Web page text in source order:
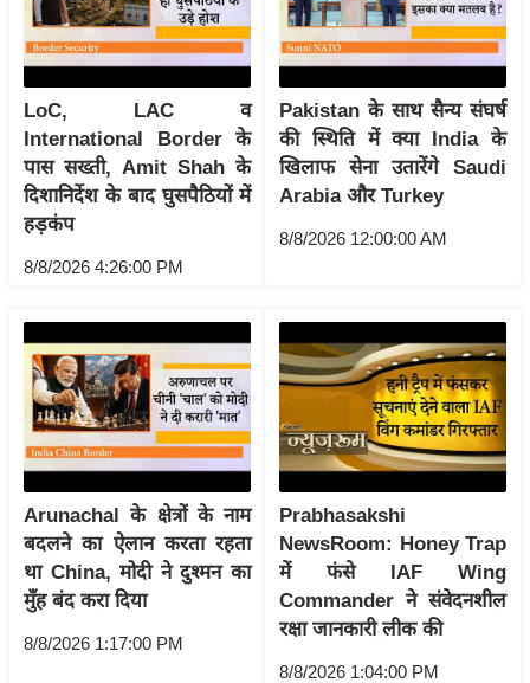
यं
ग
इं
डि
या
सा
हि
त्य
ज
त
ऑ
टो
व
र्ल्ड
न्यू
ज
ब्री
फ
नो
LoC, LAC व
International Border के
पास सख्ती, Amit Shah के
दिशानिर्देश के बाद घुसपैठियों में
हड़कंप
8/8/2026 4:26:00 PM
Pakistan के साथ सैन्य संघर्ष
की स्थिति में क्या India के
खिलाफ सेना उतारेंगे Saudi
Arabia और Turkey
8/8/2026 12:00:00 AM
Arunachal के क्षेत्रों के नाम
बदलने का ऐलान करता रहता
था China, मोदी ने दुश्मन का
मुँह बंद करा दिया
8/8/2026 1:17:00 PM
Prabhasakshi
NewsRoom: Honey Trap
में फंसे IAF Wing
Commander ने संवेदनशील
रक्षा जानकारी लीक की
8/8/2026 1:04:00 PM